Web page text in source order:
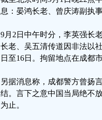
息：晏鸿长老、曾庆涛副执
9月2日中午时分，李英强长
长老、吴五清传道因非法以
日至16日。拘留地点在成都
另据消息称，成都警方曾扬
结。言下之意中国当局绝不
为止。